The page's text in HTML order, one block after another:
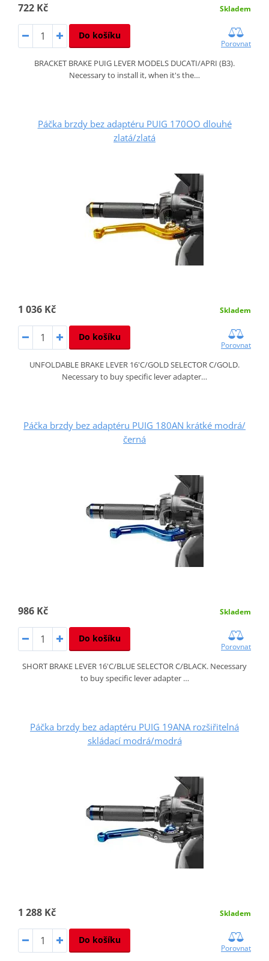
722 Kč Skladem
Do košíku
Porovnat
BRACKET BRAKE PUIG LEVER MODELS DUCATI/APRI (B3).
Necessary to install it, when it's the…
Páčka brzdy bez adaptéru PUIG 170OO dlouhé
zlatá/zlatá
1 036 Kč Skladem
Do košíku
Porovnat
UNFOLDABLE BRAKE LEVER 16'C/GOLD SELECTOR C/GOLD.
Necessary to buy specific lever adapter…
Páčka brzdy bez adaptéru PUIG 180AN krátké modrá/
černá
986 Kč Skladem
Do košíku
Porovnat
SHORT BRAKE LEVER 16'C/BLUE SELECTOR C/BLACK. Necessary
to buy specific lever adapter …
Páčka brzdy bez adaptéru PUIG 19ANA rozšiřitelná
skládací modrá/modrá
1 288 Kč Skladem
Do košíku
Porovnat